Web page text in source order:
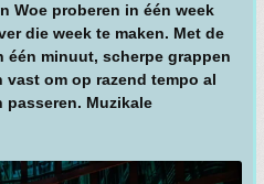
Woe proberen in één week
die week te maken. Met de
één minuut, scherpe grappen
vast om op razend tempo al
passeren. Muzikale